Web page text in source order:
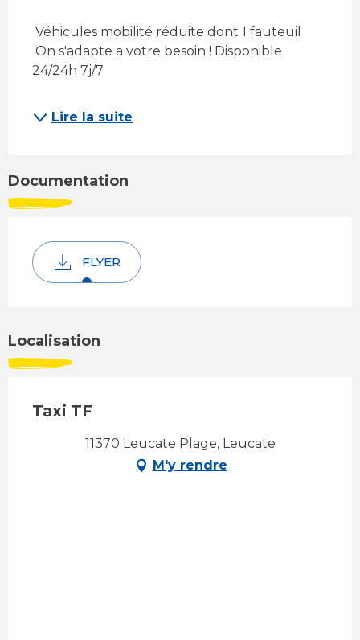
Véhicules mobilité réduite dont 1 fauteuil
24/24h 7j/7
Lire la suite
Documentation
FLYER
Localisation
Taxi TF
11370 Leucate Plage, Leucate
M'y rendre